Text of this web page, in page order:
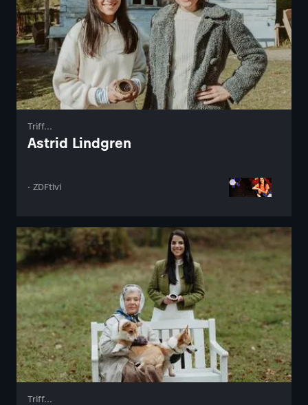
Triff...
Astrid Lindgren
· ZDFtivi
Triff...